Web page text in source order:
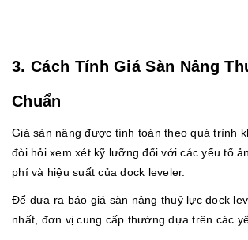
3. Cách Tính Giá Sàn Nâng
Chuẩn
Giá sàn nâng được tính toán theo quá trình
đòi hỏi xem xét kỹ lưỡng đối với các yếu tố
phí và hiệu suất của dock leveler.
Để đưa ra báo giá sàn nâng thuỷ lực dock
nhất, đơn vị cung cấp thường dựa trên các